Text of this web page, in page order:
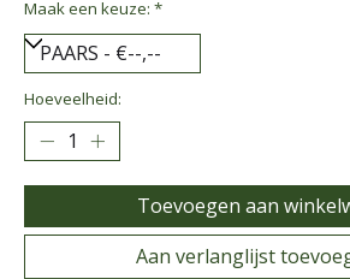
Maak een keuze: *
Hoeveelheid:
Toevoegen aan
Aan verlanglijst